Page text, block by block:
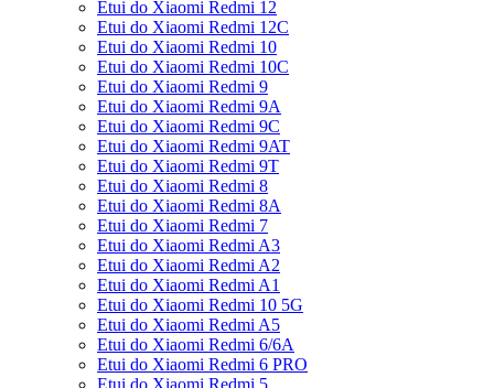
Etui do Xiaomi Redmi 12
Etui do Xiaomi Redmi 12C
Etui do Xiaomi Redmi 10
Etui do Xiaomi Redmi 10C
Etui do Xiaomi Redmi 9
Etui do Xiaomi Redmi 9A
Etui do Xiaomi Redmi 9C
Etui do Xiaomi Redmi 9AT
Etui do Xiaomi Redmi 9T
Etui do Xiaomi Redmi 8
Etui do Xiaomi Redmi 8A
Etui do Xiaomi Redmi 7
Etui do Xiaomi Redmi A3
Etui do Xiaomi Redmi A2
Etui do Xiaomi Redmi A1
Etui do Xiaomi Redmi 10 5G
Etui do Xiaomi Redmi A5
Etui do Xiaomi Redmi 6/6A
Etui do Xiaomi Redmi 6 PRO
Etui do Xiaomi Redmi 5